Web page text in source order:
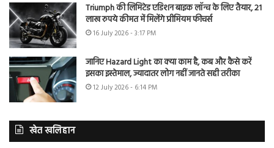
Triumph की लिमिटेड एडिशन बाइक लॉन्च के लिए तैयार, 21
लाख रुपये कीमत में मिलेंगे प्रीमियम फीचर्स
16 July 2026 - 3:17 PM
जानिए Hazard Light का क्या काम है, कब और कैसे करें
इसका इस्तेमाल, ज्यादातर लोग नहीं जानते सही तरीका
12 July 2026 - 6:14 PM
खेत खलिहान